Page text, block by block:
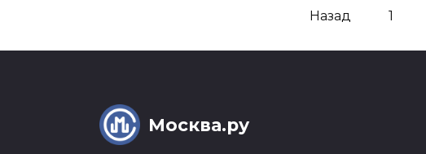
Назад 1
Москва.ру